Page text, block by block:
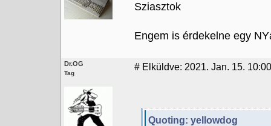
Sziasztok
Engem is érdekelne egy
Dr.OG
Tag
# Elküldve: 2021. Jan. 15. 10:00
Quoting: yellowdog